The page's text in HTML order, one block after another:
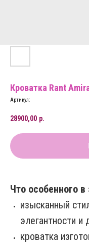
Кроватка Rant
Артикул:
28900,00 р.
Что особенного в
изысканный
элегантности и
кроватка